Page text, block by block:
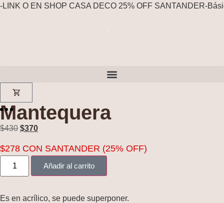
-LINK O EN SHOP CASA DECO 25% OFF SANTANDER-
Mantequera
$430 $370
$278 CON SANTANDER (25% OFF)
Añadir al carrito
Es en acrílico, se puede superponer.